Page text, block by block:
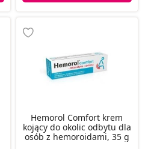
Hemorol Comfort krem
kojący do okolic odbytu dla
osób z hemoroidami, 35 g